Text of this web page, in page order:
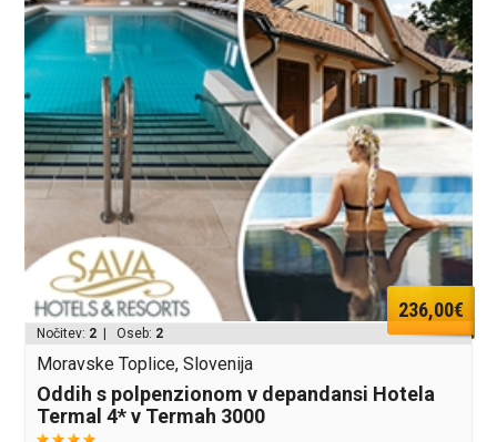
236,00€
Nočitev: 2 | Oseb: 2
Moravske Toplice, Slovenija
Oddih s polpenzionom v depandansi Hotela
Termal 4* v Termah 3000